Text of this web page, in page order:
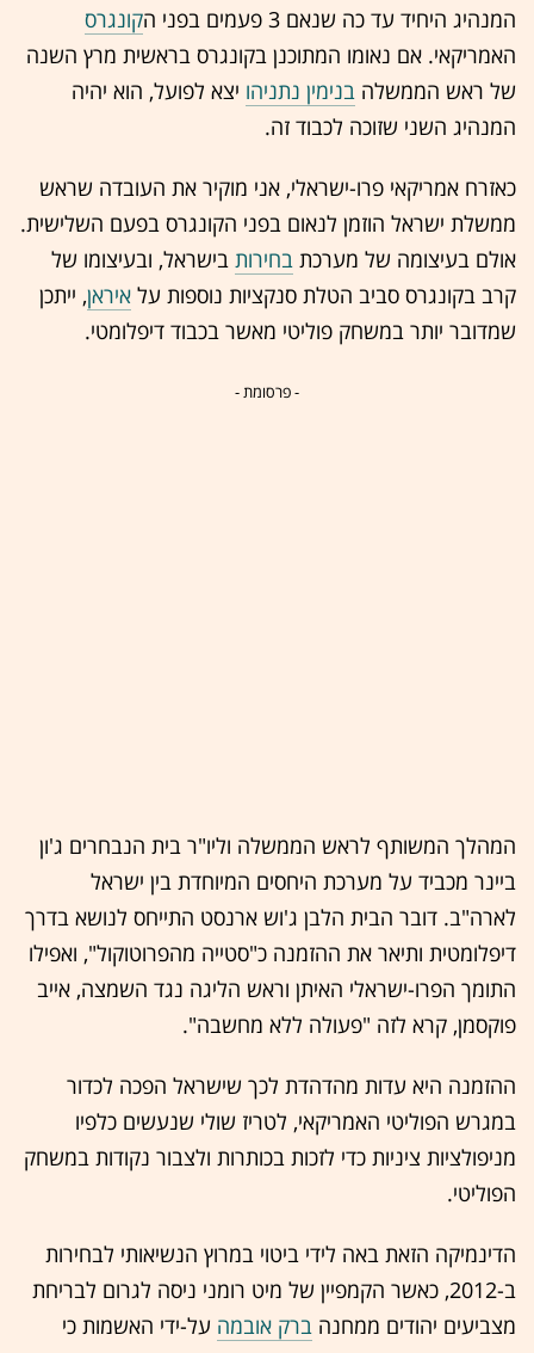
המנהיג היחיד עד כה שנאם 3 פעמים בפני ה
קונגרס
האמריקאי. אם נאומו המתוכנן בקונגרס בראשית מרץ השנה
של ראש הממשלה בנימין נתניהו יצא לפועל, הוא יהיה
המנהיג השני שזוכה לכבוד זה.
כאזרח אמריקאי פרו-ישראלי, אני מוקיר את העובדה שראש
ממשלת ישראל הוזמן לנאום בפני הקונגרס בפעם השלישית.
אולם בעיצומה של מערכת בחירות בישראל, ובעיצומו של
קרב בקונגרס סביב הטלת סנקציות נוספות על איראן, ייתכן
שמדובר יותר במשחק פוליטי מאשר בכבוד דיפלומטי.
- פרסומת -
המהלך המשותף לראש הממשלה וליו"ר בית הנבחרים ג'ון
ביינר מכביד על מערכת היחסים המיוחדת בין ישראל
לארה"ב. דובר הבית הלבן ג'וש ארנסט התייחס לנושא בדרך
דיפלומטית ותיאר את ההזמנה כ"סטייה מהפרוטוקול", ואפילו
התומך הפרו-ישראלי האיתן וראש הליגה נגד השמצה, אייב
פוקסמן, קרא לזה "פעולה ללא מחשבה".
ההזמנה היא עדות מהדהדת לכך שישראל הפכה לכדור
במגרש הפוליטי האמריקאי, לטריז שולי שנעשים כלפיו
מניפולציות ציניות כדי לזכות בכותרות ולצבור נקודות במשחק
הפוליטי.
הדינמיקה הזאת באה לידי ביטוי במרוץ הנשיאותי לבחירות
ב-2012, כאשר הקמפיין של מיט רומני ניסה לגרום לבריחת
מצביעים יהודים ממחנה ברק אובמה על-ידי האשמות כי